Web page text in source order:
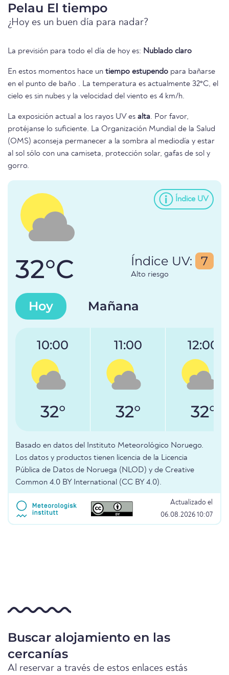
Pelau El tiempo
¿Hoy es un buen día para nadar?
La previsión para todo el día de hoy es: Nublado claro
En estos momentos hace un tiempo estupendo para bañarse
en el punto de baño . La temperatura es actualmente 32°C, el
cielo es sin nubes y la velocidad del viento es 4 km/h.
La exposición actual a los rayos UV es alta. Por favor,
protéjanse lo suficiente. La Organización Mundial de la Salud
(OMS) aconseja permanecer a la sombra al mediodía y estar
al sol sólo con una camiseta, protección solar, gafas de sol y
gorro.
Índice UV
32°C Índice UV: 7
Alto riesgo
Hoy Mañana
10:00
32°
11:00
32°
12:00
32°
Basado en datos del Instituto Meteorológico Noruego.
Los datos y productos tienen licencia de la Licencia
Pública de Datos de Noruega (NLOD) y de Creative
Common 4.0 BY International (CC BY 4.0).
Actualizado el
06.08.2026 10:07
Buscar alojamiento en las
cercanías
Al reservar a través de estos enlaces estás